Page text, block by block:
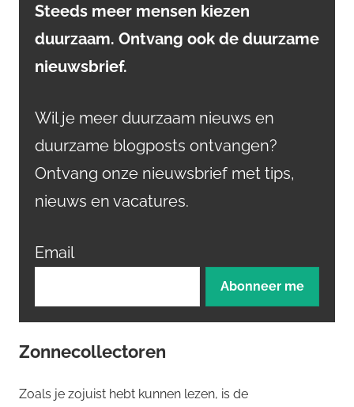
Steeds meer mensen kiezen
duurzaam. Ontvang ook de duurzame
nieuwsbrief.
Wil je meer duurzaam nieuws en
duurzame blogposts ontvangen?
Ontvang onze nieuwsbrief met tips,
nieuws en vacatures.
Email
Zonnecollectoren
Zoals je zojuist hebt kunnen lezen, is de